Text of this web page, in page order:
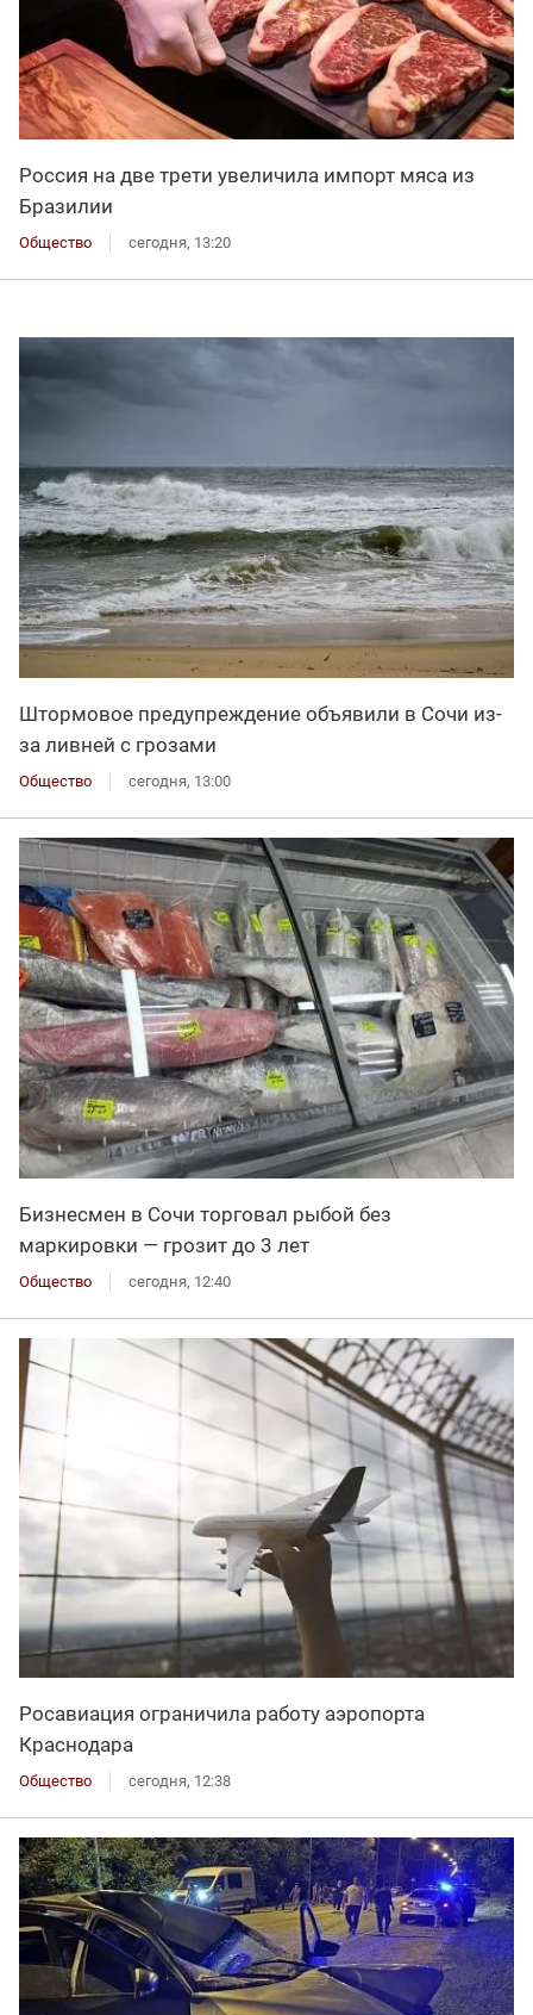
Россия на две трети увеличила импорт мяса из
Бразилии
Общество сегодня, 13:20
Штормовое предупреждение объявили в Сочи из-
за ливней с грозами
Общество сегодня, 13:00
Бизнесмен в Сочи торговал рыбой без
маркировки — грозит до 3 лет
Общество сегодня, 12:40
Росавиация ограничила работу аэропорта
Краснодара
Общество сегодня, 12:38